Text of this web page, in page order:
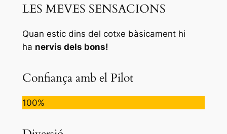
LES MEVES SENSACIONS
Quan estic dins del cotxe bàsicament hi
ha nervis dels bons!
Confiança amb el Pilot
100%